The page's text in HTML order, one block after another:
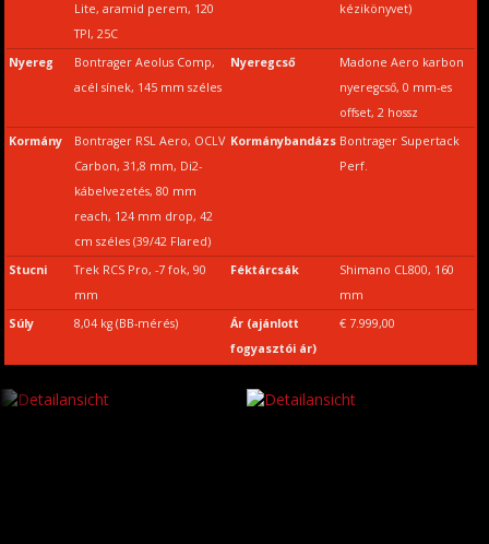
Lite, aramid perem, 120
TPI, 25C
kézikönyvet)
Nyereg
Bontrager Aeolus Comp,
acél sínek, 145 mm széles
Nyeregcső
Madone Aero karbon
nyeregcső, 0 mm-es
offset, 2 hossz
Kormány
Bontrager RSL Aero, OCLV
Carbon, 31,8 mm, Di2-
kábelvezetés, 80 mm
reach, 124 mm drop, 42
cm széles (39/42 Flared)
Kormánybandázs Bontrager Supertack
Perf.
Stucni
Trek RCS Pro, -7 fok, 90
mm
Féktárcsák
Shimano CL800, 160
mm
Súly
8,04 kg (BB-mérés)
Ár (ajánlott
fogyasztói ár)
€ 7.999,00